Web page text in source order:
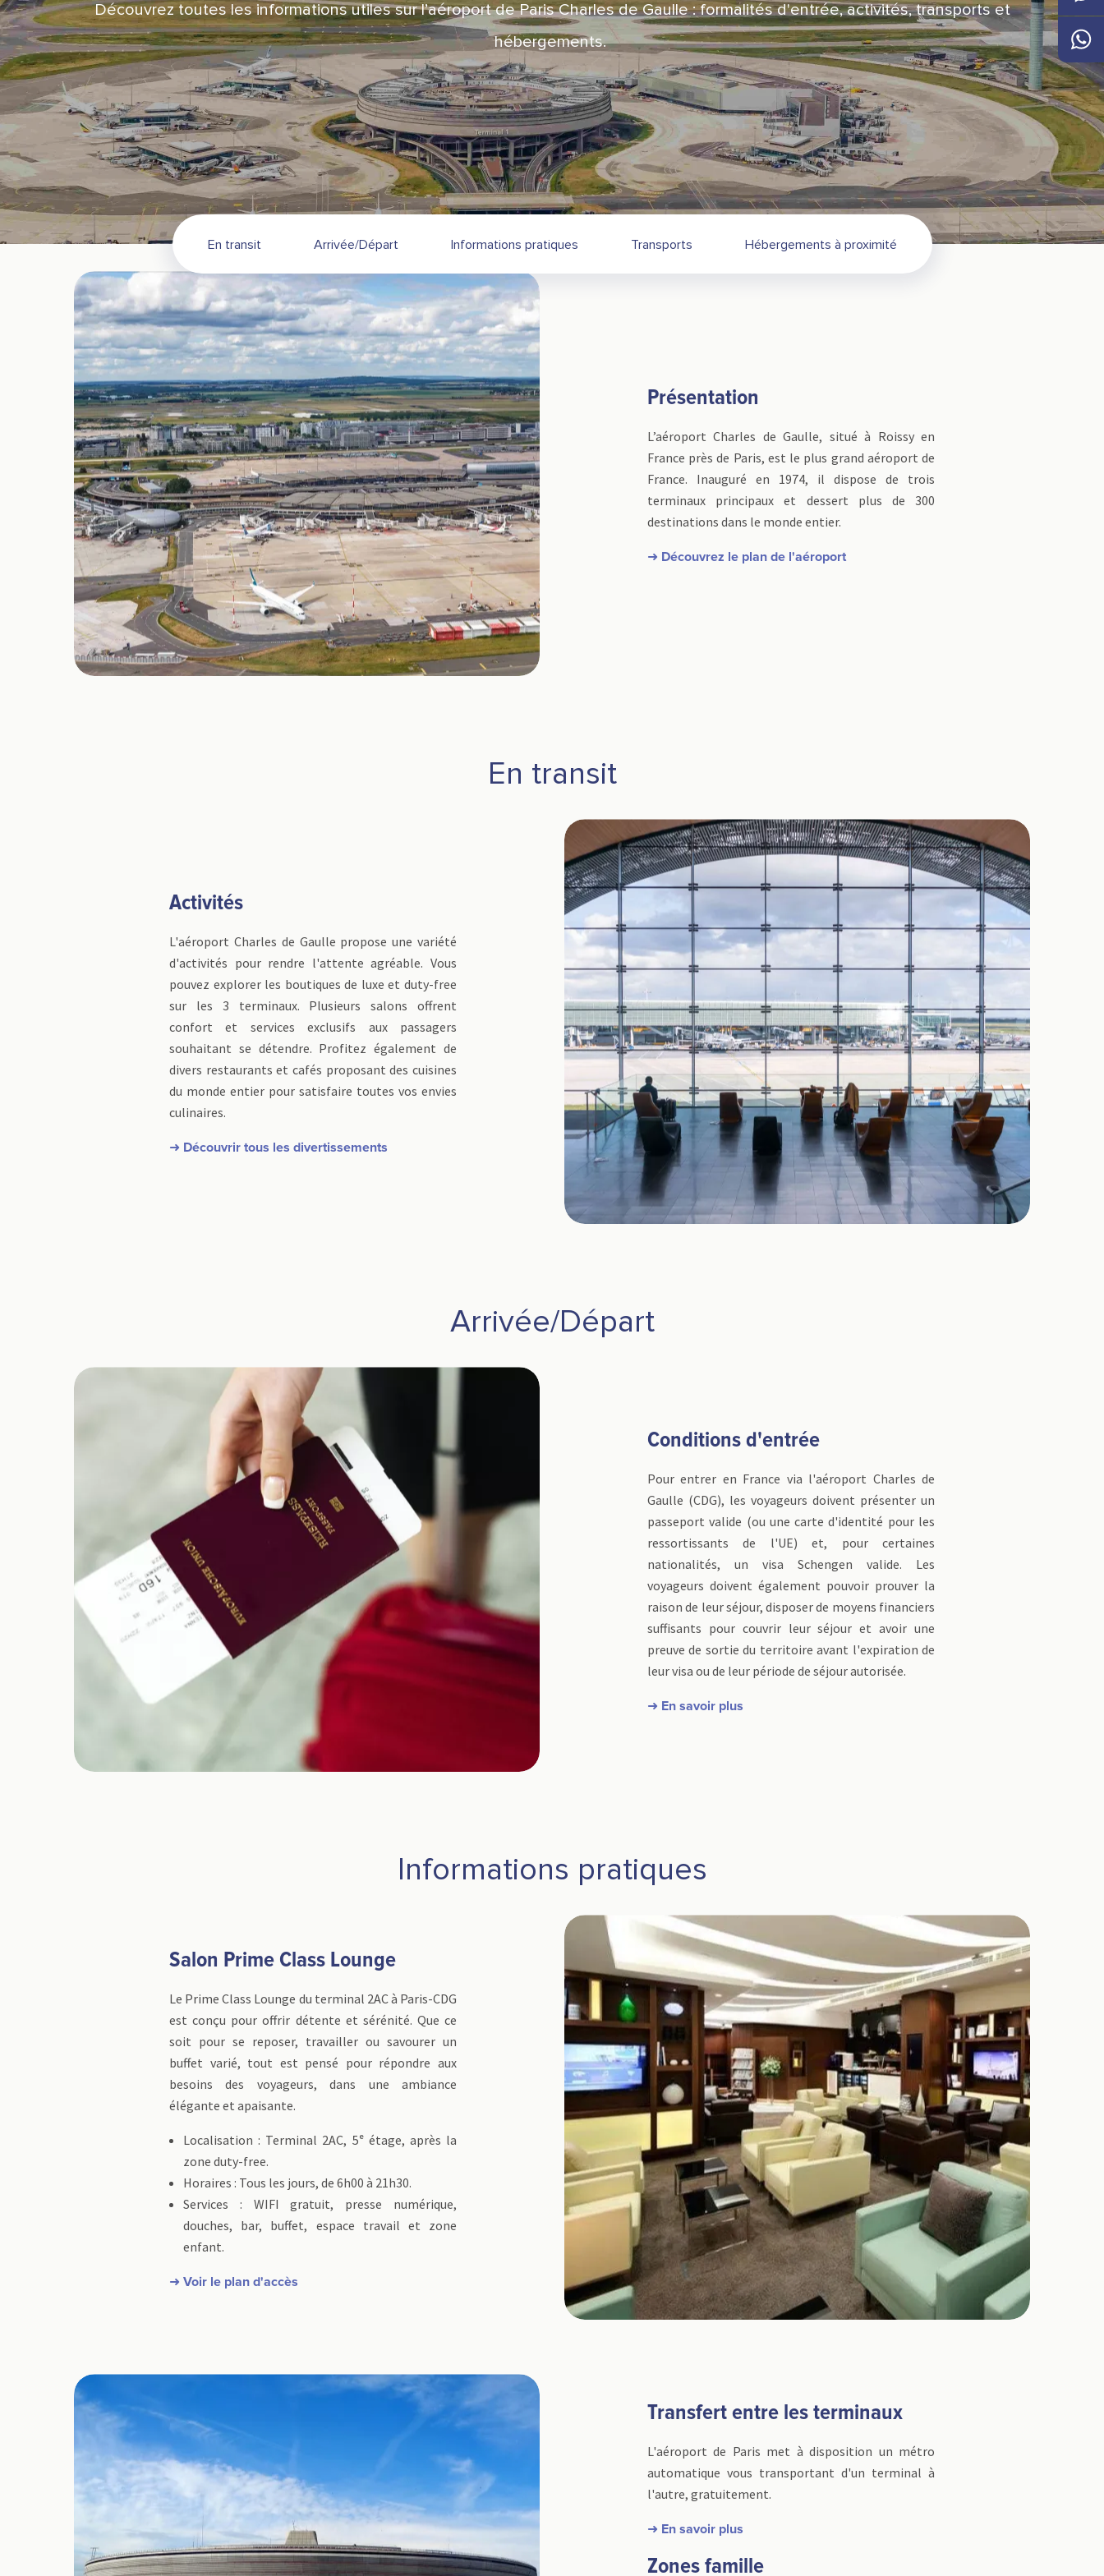
Découvrez toutes les informations utiles sur l’aéroport de Paris Charles de Gaulle : formalités d'entrée, activités, transports et
hébergements.
En transit Arrivée/Départ Informations pratiques Transports Hébergements à proximité
Présentation
L’aéroport Charles de Gaulle, situé à Roissy en
France près de Paris, est le plus grand aéroport de
France. Inauguré en 1974, il dispose de trois
terminaux principaux et dessert plus de 300
destinations dans le monde entier.
➜ Découvrez le plan de l'aéroport
En transit
Activités
L'aéroport Charles de Gaulle propose une variété
d'activités pour rendre l'attente agréable. Vous
pouvez explorer les boutiques de luxe et duty-free
sur les 3 terminaux. Plusieurs salons offrent
confort et services exclusifs aux passagers
souhaitant se détendre. Profitez également de
divers restaurants et cafés proposant des cuisines
du monde entier pour satisfaire toutes vos envies
culinaires.
➜ Découvrir tous les divertissements
Arrivée/Départ
Conditions d'entrée
Pour entrer en France via l'aéroport Charles de
Gaulle (CDG), les voyageurs doivent présenter un
passeport valide (ou une carte d'identité pour les
ressortissants de l'UE) et, pour certaines
nationalités, un visa Schengen valide. Les
voyageurs doivent également pouvoir prouver la
raison de leur séjour, disposer de moyens financiers
suffisants pour couvrir leur séjour et avoir une
preuve de sortie du territoire avant l'expiration de
leur visa ou de leur période de séjour autorisée.
➜ En savoir plus
Informations pratiques
Salon Prime Class Lounge
Le Prime Class Lounge du terminal 2AC à Paris-CDG
est conçu pour offrir détente et sérénité. Que ce
soit pour se reposer, travailler ou savourer un
buffet varié, tout est pensé pour répondre aux
besoins des voyageurs, dans une ambiance
élégante et apaisante.
Localisation : Terminal 2AC, 5ᵉ étage, après la
zone duty-free.
Horaires : Tous les jours, de 6h00 à 21h30.
Services : WIFI gratuit, presse numérique,
douches, bar, buffet, espace travail et zone
enfant.
➜ Voir le plan d'accès
Transfert entre les terminaux
L'aéroport de Paris met à disposition un métro
automatique vous transportant d'un terminal à
l'autre, gratuitement.
➜ En savoir plus
Zones famille